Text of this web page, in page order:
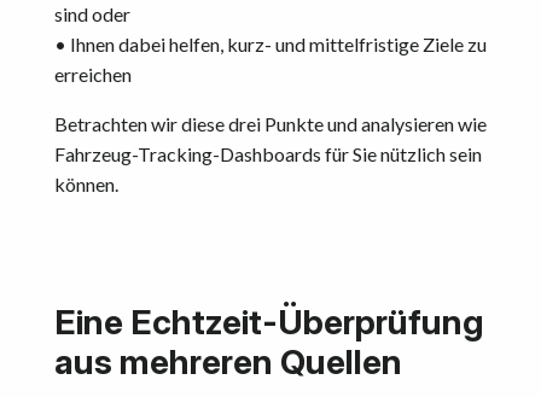
sind oder
• Ihnen dabei helfen, kurz- und mittelfristige Ziele zu
erreichen
Betrachten wir diese drei Punkte und analysieren wie
Fahrzeug-Tracking-Dashboards für Sie nützlich sein
können.
Eine Echtzeit-Überprüfung
aus mehreren Quellen